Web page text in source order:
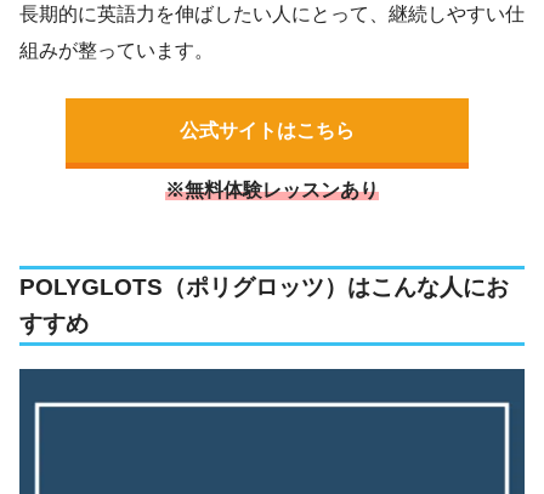
長期的に英語力を伸ばしたい人にとって、継続しやすい仕
組みが整っています。
公式サイトはこちら
※無料体験レッスンあり
POLYGLOTS（ポリグロッツ）はこんな人にお
すすめ